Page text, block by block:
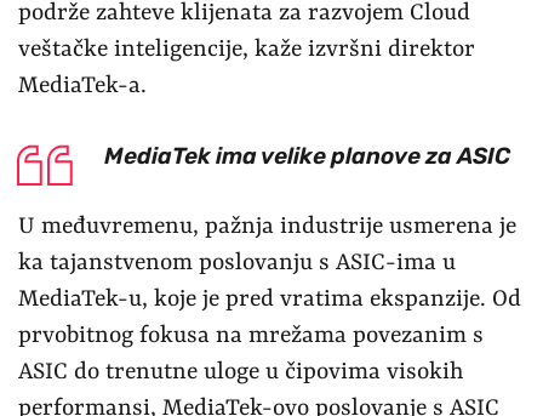
podrže zahteve klijenata za razvojem Cloud
veštačke inteligencije, kaže izvršni direktor
MediaTek-a.
MediaTek ima velike planove za ASIC
U međuvremenu, pažnja industrije usmerena je
ka tajanstvenom poslovanju s ASIC-ima u
MediaTek-u, koje je pred vratima ekspanzije. Od
prvobitnog fokusa na mrežama povezanim s
ASIC do trenutne uloge u čipovima visokih
performansi, MediaTek-ovo poslovanje s ASIC